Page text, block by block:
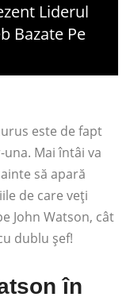
Liderul
Bazate Pe
este de fapt
Mai întâi va
să apară
de care veți
John Watson, cât
dublu șef!
în